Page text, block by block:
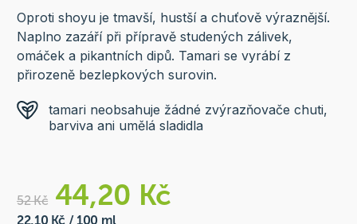
Oproti shoyu je tmavší, hustší a chuťově výraznější.
Naplno zazáří při přípravě studených zálivek,
omáček a pikantních dipů. Tamari se vyrábí z
přirozeně bezlepkových surovin.
tamari neobsahuje žádné zvýrazňovače chuti,
barviva ani umělá sladidla
52 Kč 44,20 Kč
22,10 Kč / 100 ml